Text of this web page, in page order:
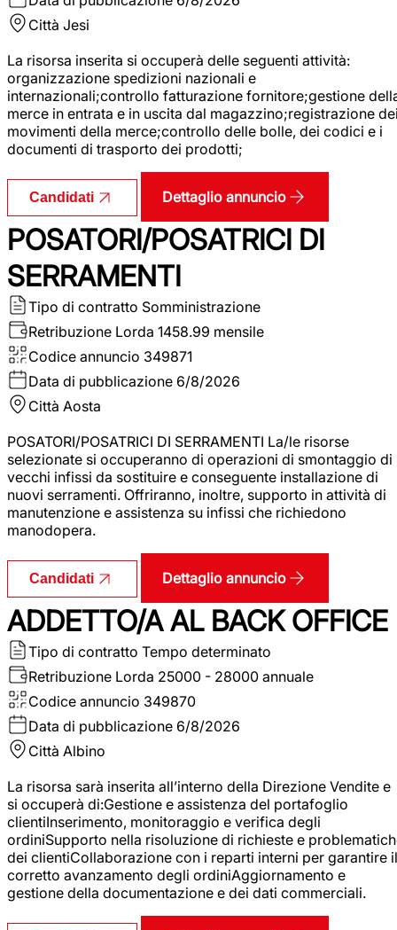
Città Jesi
La risorsa inserita si occuperà delle seguenti attività:
organizzazione spedizioni nazionali e
internazionali;controllo fatturazione fornitore;gestione
merce in entrata e in uscita dal magazzino;registrazione
movimenti della merce;controllo delle bolle, dei codici e i
documenti di trasporto dei prodotti;
Candidati Dettaglio annuncio
POSATORI/POSATRICI DI
SERRAMENTI
Tipo di contratto Somministrazione
Retribuzione Lorda 1458.99 mensile
Codice annuncio 349871
Data di pubblicazione 6/8/2026
Città Aosta
POSATORI/POSATRICI DI SERRAMENTI La/le risorse
selezionate si occuperanno di operazioni di smontaggio di
vecchi infissi da sostituire e conseguente installazione di
nuovi serramenti. Offriranno, inoltre, supporto in attività di
manutenzione e assistenza su infissi che richiedono
manodopera.
Candidati Dettaglio annuncio
ADDETTO/A AL BACK OFFICE
Tipo di contratto Tempo determinato
Retribuzione Lorda 25000 - 28000 annuale
Codice annuncio 349870
Data di pubblicazione 6/8/2026
Città Albino
La risorsa sarà inserita all’interno della Direzione Vendite e
si occuperà di:Gestione e assistenza del portafoglio
clientiInserimento, monitoraggio e verifica degli
ordiniSupporto nella risoluzione di richieste e
dei clientiCollaborazione con i reparti interni per garantire il
corretto avanzamento degli ordiniAggiornamento e
gestione della documentazione e dei dati commerciali.